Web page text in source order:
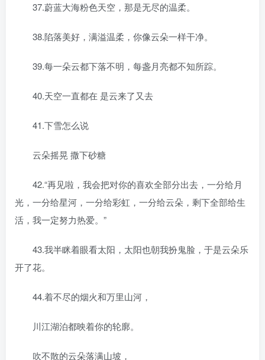
37.蔚蓝大海粉色天空，那是无尽的温柔。
38.陷落美好，满溢温柔，你像云朵一样干净。
39.每一朵云都下落不明，每盏月亮都不知所踪。
40.天空一直都在 是云来了又去
41.下雪怎么说
云朵摇晃 撒下砂糖
42.“再见啦，我会把对你的喜欢全部分出去，一分给月
光，一分给星河，一分给彩虹，一分给云朵，剩下全部给生
活，我一定努力热爱。”
43.我半眯着眼看太阳，太阳也朝我扮鬼脸，于是云朵乐
开了花。
44.着不尽的烟火和万里山河，
川江湖泊都映着你的轮廓。
吹不散的云朵落满山坡，